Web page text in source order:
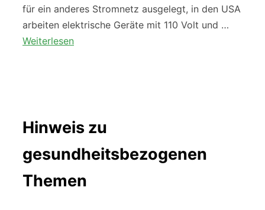
für ein anderes Stromnetz ausgelegt, in den USA
arbeiten elektrische Geräte mit 110 Volt und …
Weiterlesen
Hinweis zu
gesundheitsbezogenen
Themen